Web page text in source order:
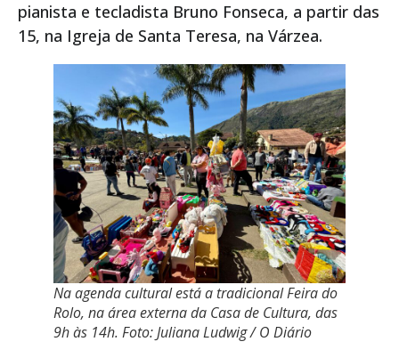
pianista e tecladista Bruno Fonseca, a partir das
15, na Igreja de Santa Teresa, na Várzea.
Na agenda cultural está a tradicional Feira do
Rolo, na área externa da Casa de Cultura, das
9h às 14h. Foto: Juliana Ludwig / O Diário